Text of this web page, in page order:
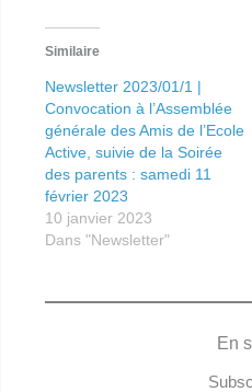
Similaire
Newsletter 2023/01/1 |
Convocation à l’Assemblée
générale des Amis de l’Ecole
Active, suivie de la Soirée
des parents : samedi 11
février 2023
10 janvier 2023
Dans "Newsletter"
En